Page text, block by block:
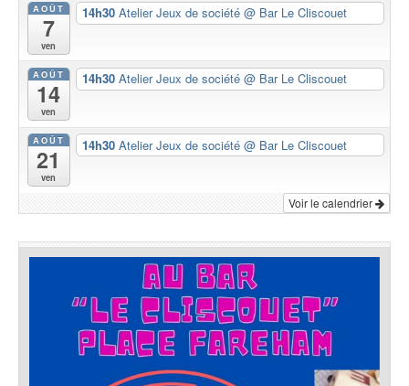
AOÛT
7
ven
14h30 Atelier Jeux de société @ Bar Le Cliscouet
AOÛT
14
ven
14h30 Atelier Jeux de société @ Bar Le Cliscouet
AOÛT
21
ven
14h30 Atelier Jeux de société @ Bar Le Cliscouet
Voir le calendrier